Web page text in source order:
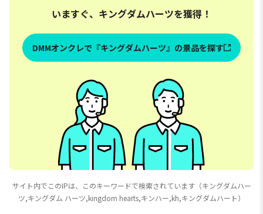
いますぐ、キングダムハーツを獲得！
DMMオンクレで『キングダムハーツ』の景品を探す
サイト内でこのIPは、このキーワードで検索されています（キングダムハー
ツ,キングダム ハーツ,kingdom hearts,キンハー,kh,キングダムハート）